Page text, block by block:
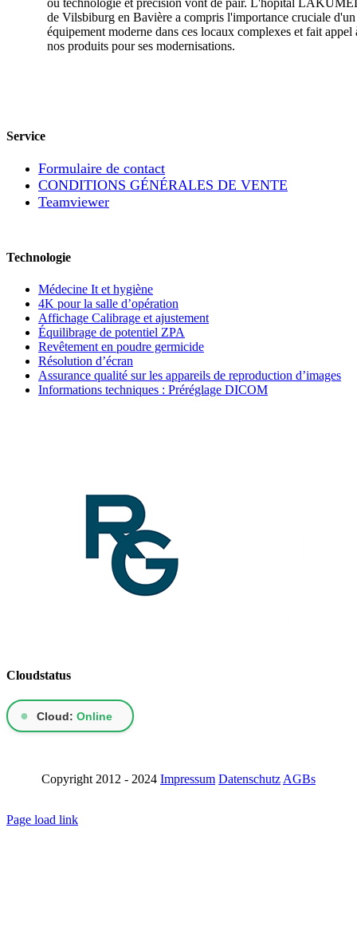
où technologie et précision vont de pair. L'hôpital
de Vilsbiburg en Bavière a compris l'importance cruciale d'un
équipement moderne dans ces locaux complexes et fait appel
nos produits pour ses modernisations.
Service
Formulaire de contact
CONDITIONS GÉNÉRALES DE VENTE
Teamviewer
Technologie
Médecine It et hygiène
4K pour la salle d’opération
Affichage Calibrage et ajustement
Équilibrage de potentiel ZPA
Revêtement en poudre germicide
Résolution d’écran
Assurance qualité sur les appareils de reproduction d’images
Informations techniques : Préréglage DICOM
Cloudstatus
● Cloud: Online
Copyright 2012 - 2024 Impressum Datenschutz AGBs
Page load link